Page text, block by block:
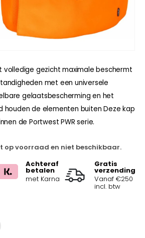
volledige gezicht maximale beschermt
met een universele
gelaatsbescherming en het
houden de elementen buiten Deze kap
de Portwest PWR serie.
op voorraad en niet beschikbaar.
Achteraf
betalen
met Karna
Gratis
verzending
Vanaf €250
incl. btw